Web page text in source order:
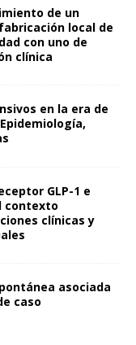
de un
local de
con uno de
clínica
en la era de
GLP-1 e
contexto
clínicas y
asociada
caso